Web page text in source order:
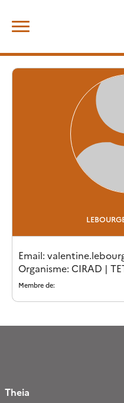
content
Email:
Organisme: CIRAD |
Membre de:
Theia